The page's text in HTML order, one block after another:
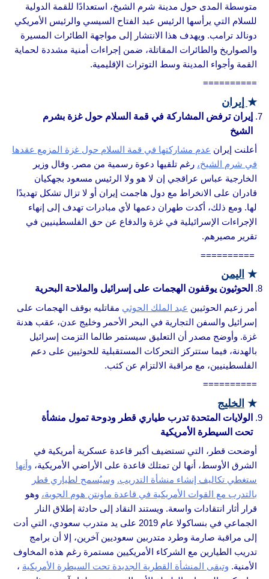
متوسطة المدى حول مدينة شرم الشيخ، استعدادًا للقمة الدولية
للسلام التي يرأسها الرئيس عبد الفتاح السيسي والرئيس الأمريكي
دونالد ترامب. ويهدف هذا الانتشار إلى مواجهة الطائرات المسيرة
والصواريخ والطائرات المقاتلة، ضمن إجراءات أمنية مشددة لحماية
القمة وأجواء المدينة وسط التوترات الإقليمية.
==========
★ إيران
إيران ترفض المشاركة في قمة السلام حول غزة بشرم
الشيخ
أعلنت إيران عدم مشاركتها في قمة السلام حول غزة المزمع عقدها
في شرم الشيخ، رغم تلقيها دعوة رسمية من مصر. وقال وزير
الخارجية عباس عراقجي إن لا هو ولا الرئيس مسعود بجهكيان
قادران على الانخراط مع دول هاجمت إيران أو لا تزال تشكل تهديدًا
لها. ومع ذلك، أكدت طهران دعمها لأي مبادرات تهدف إلى إنهاء
الإجراءات الإسرائيلية في غزة والدفاع عن حق الفلسطينيين في
تقرير مصيرهم.
==========
★ اليمن
الحوثيون يوقفون الهجمات على إسرائيل والملاحة البحرية
أمر زعيم الحوثيين عبد الملك الحوثي مقاتليه بوقف الهجمات على
إسرائيل والسفن التجارية في البحر الأحمر وخليج عدن، عقب هدنة
غزة. وأوضح مصدر أن التعليق سيستمر طالما التزمت إسرائيل
بالهدنة، فيما ستتركز التحركات المستقبلية للحوثيين على دعم
الفلسطينيين، مع مراقبة الالتزام عن كثب.
==========
★ الخليج
الولايات المتحدة تدرب طياري قطر ودوحة تمول منشأة
تحت السيطرة الأمريكية
أوضحت قطر، التي تستضيف أكبر قاعدة عسكرية أمريكية في
الشرق الأوسط، أنها لن تمتلك قاعدة على الأراضي الأمريكية، وأنها
ستغطي تكاليف إنشاء منشأة التدريب. وسيُسمح لطياري قطر
بالتدرب مع القوات الأمريكية في قاعدة ماونتن هوم الجوية، وهو
قرار أثار انتقادات واسعة. ويستند النقاد إلى حادثة إطلاق النار
الجماعي في بنساكولا عام 2019 على يد متدرب سعودي، التي أدت
إلى مراقبة صارمة وطرد متدربين سعوديين آخرين، إلا أن برامج
تدريب الطيارين مع الشركاء الأمريكيين مستمرة رغم هذه المخاوف
الأمنية. وتبقى المنشأة القطرية الجديدة تحت السيطرة الأمريكية ،